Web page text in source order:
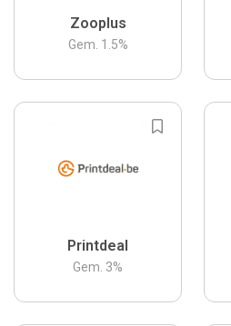
Zooplus
Gem. 1.5%
Printdeal
Gem. 3%